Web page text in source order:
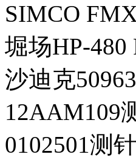
SIMCO
堀场HP-
沙迪克
12AAM109
0102501测